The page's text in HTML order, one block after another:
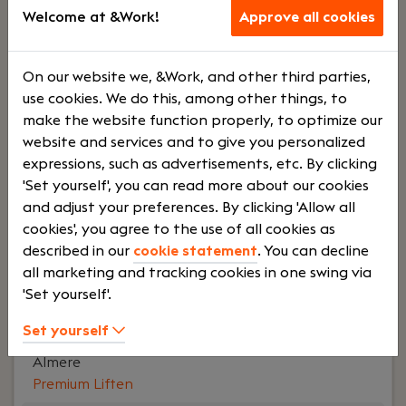
d
sauto
Your role:Heb je ervaring in de liftindustrie en wil
je jouw organisatorische en technische
capaciteiten inzetten bij een van DE befaamde
bedrijven in de liftindustrie? Ben je capabel in het
vastleggen van de conditie / liftlifecycle
management van een lift en wil je dit combineren
met een centrale rol binnen onze
moderniseringsorganisatie?
Lees verder>
Reparatiemonteur Midden-Nederland
Premium Liften
Almere
Welcome at &Work! Approve all cookies
On our website we, &Work, and other third parties,
use cookies. We do this, among other things, to
make the website function properly, to optimize our
website and services and to give you personalized
expressions, such as advertisements, etc. By clicking
'Set yourself', you can read more about our cookies
and adjust your preferences. By clicking 'Allow all
cookies', you agree to the use of all cookies as
described in our cookie statement. You can decline
all marketing and tracking cookies in one swing via
'Set yourself'.
Set yourself